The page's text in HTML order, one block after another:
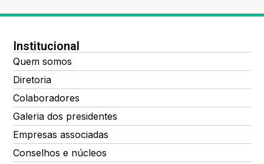
Institucional
Quem somos
Diretoria
Colaboradores
Galeria dos presidentes
Empresas associadas
Conselhos e núcleos